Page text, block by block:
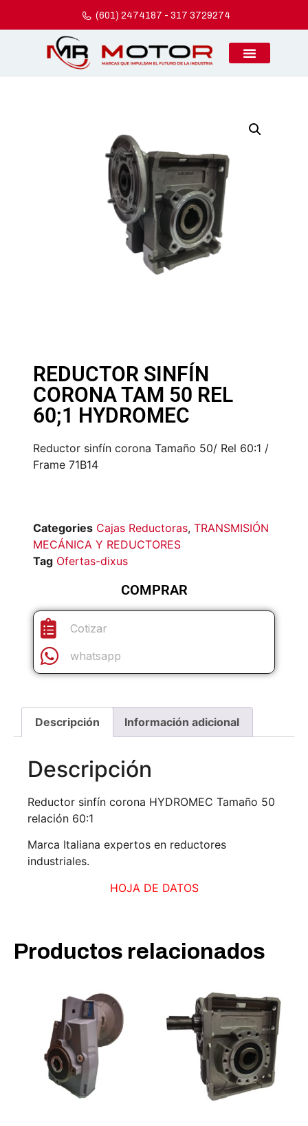
(601) 2474187 - 317 3729274
REDUCTOR SINFÍN
CORONA TAM 50 REL
60;1 HYDROMEC
Reductor sinfín corona Tamaño 50/ Rel 60:1 /
Frame 71B14
Categories Cajas Reductoras, TRANSMISIÓN
MECÁNICA Y REDUCTORES
Tag Ofertas-dixus
COMPRAR
Cotizar
whatsapp
Descripción Información adicional
Descripción
Reductor sinfín corona HYDROMEC Tamaño 50
relación 60:1
Marca Italiana expertos en reductores
industriales.
HOJA DE DATOS
Productos relacionados